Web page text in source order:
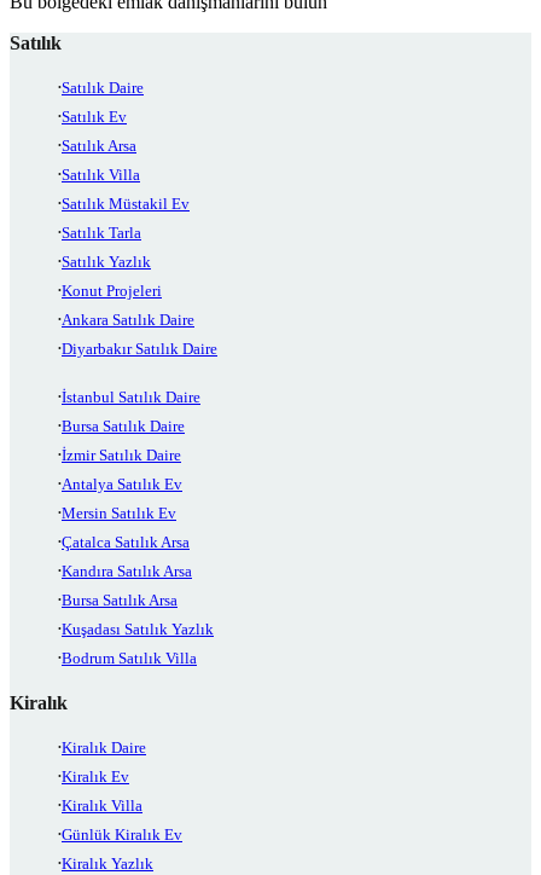
Satılık
Satılık Daire
Satılık Ev
Satılık Arsa
Satılık Villa
Satılık Müstakil Ev
Satılık Tarla
Satılık Yazlık
Konut Projeleri
Ankara Satılık Daire
Diyarbakır Satılık Daire
İstanbul Satılık Daire
Bursa Satılık Daire
İzmir Satılık Daire
Antalya Satılık Ev
Mersin Satılık Ev
Çatalca Satılık Arsa
Kandıra Satılık Arsa
Bursa Satılık Arsa
Kuşadası Satılık Yazlık
Bodrum Satılık Villa
Kiralık
Kiralık Daire
Kiralık Ev
Kiralık Villa
Günlük Kiralık Ev
Kiralık Yazlık